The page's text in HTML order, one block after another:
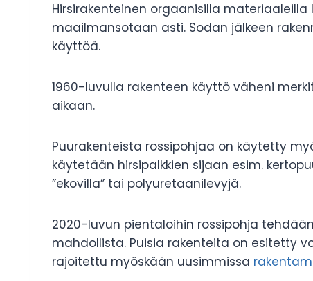
Hirsirakenteinen orgaanisilla
maailmansotaan asti. Sodan jälkeen
käyttöä.
1960-luvulla rakenteen käyttö väheni
aikaan.
Puurakenteista rossipohjaa on käytetty
käytetään hirsipalkkien sijaan esim.
”ekovilla” tai polyuretaanilevyjä.
2020-luvun pientaloihin rossipohja
mahdollista. Puisia rakenteita on esitetty
rajoitettu myöskään uusimmissa